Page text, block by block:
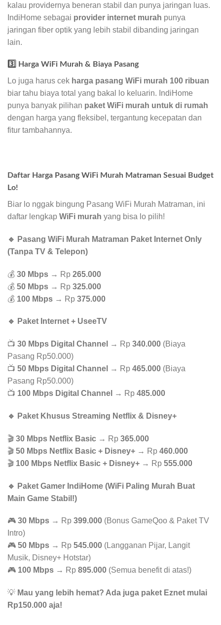
kalau providernya beneran stabil dan punya jaringan luas.
IndiHome sebagai provider internet murah punya
jaringan fiber optik yang lebih stabil dibanding jaringan
lain.
3️⃣ Harga WiFi Murah & Biaya Pasang
Lo juga harus cek harga pasang WiFi murah 100 ribuan
biar tahu biaya total yang bakal lo keluarin. IndiHome
punya banyak pilihan paket WiFi murah untuk di rumah
dengan harga yang fleksibel, tergantung kecepatan dan
fitur tambahannya.
Daftar Harga Pasang WiFi Murah Matraman Sesuai Budget
Lo!
Biar lo nggak bingung Pasang WiFi Murah Matraman, ini
daftar lengkap WiFi murah yang bisa lo pilih!
🔹 Pasang WiFi Murah Matraman Paket Internet Only
(Tanpa TV & Telepon)
💰 30 Mbps → Rp 265.000
💰 50 Mbps → Rp 325.000
💰 100 Mbps → Rp 375.000
🔹 Paket Internet + UseeTV
📺 30 Mbps Digital Channel → Rp 340.000 (Biaya
Pasang Rp50.000)
📺 50 Mbps Digital Channel → Rp 465.000 (Biaya
Pasang Rp50.000)
📺 100 Mbps Digital Channel → Rp 485.000
🔹 Paket Khusus Streaming Netflix & Disney+
🎬 30 Mbps Netflix Basic → Rp 365.000
🎬 50 Mbps Netflix Basic + Disney+ → Rp 460.000
🎬 100 Mbps Netflix Basic + Disney+ → Rp 555.000
🔹 Paket Gamer IndiHome (WiFi Paling Murah Buat
Main Game Stabil!)
🎮 30 Mbps → Rp 399.000 (Bonus GameQoo & Paket TV
Intro)
🎮 50 Mbps → Rp 545.000 (Langganan Pijar, Langit
Musik, Disney+ Hotstar)
🎮 100 Mbps → Rp 895.000 (Semua benefit di atas!)
💡 Mau yang lebih hemat? Ada juga paket Eznet mulai
Rp150.000 aja!